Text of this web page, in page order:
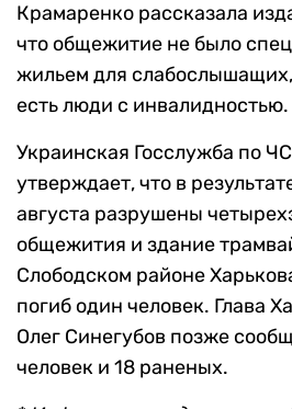
Крамаренко рассказала
что общежитие не было
жильем для
есть люди с инвалидностью.
Украинская Госслужба по
утверждает, что в
августа разрушены
общежития и здание
Слободском районе
погиб один человек. Глава
Олег Синегубов позже
человек и 18 раненых.